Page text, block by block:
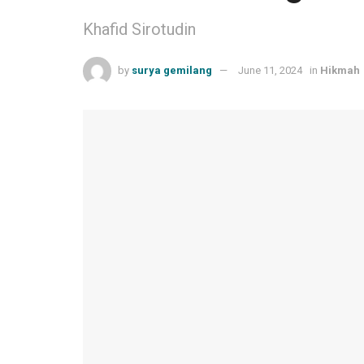
Khafid Sirotudin
by surya gemilang June 11, 2024 in Hikmah